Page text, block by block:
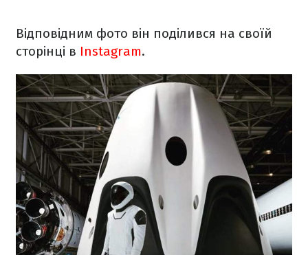
Відповідним фото він поділився на своїй
сторінці в Instagram.